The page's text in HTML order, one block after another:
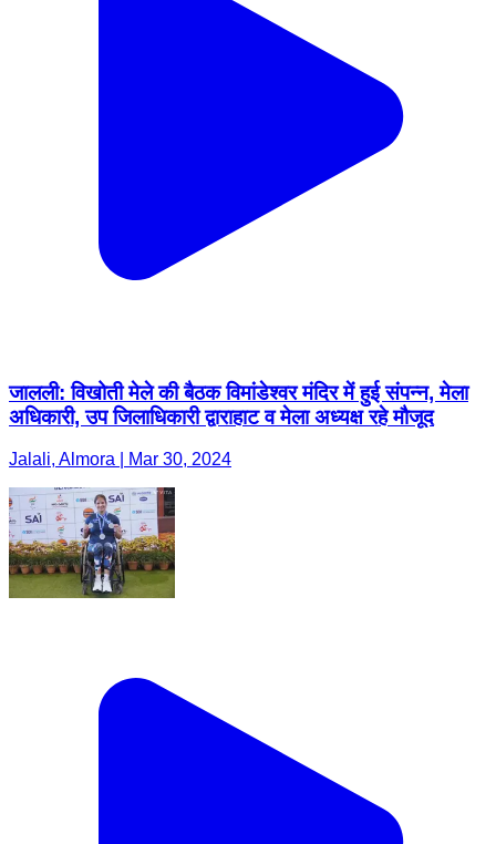
जालली: विखोती मेले की बैठक विमांडेश्वर मंदिर में हुई संपन्न, मेला
अधिकारी, उप जिलाधिकारी द्वाराहाट व मेला अध्यक्ष रहे मौजूद
Jalali, Almora | Mar 30, 2024